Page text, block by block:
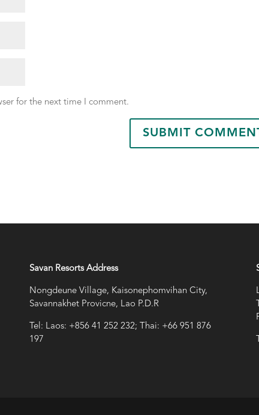
for the next time I comment.
Savan Resorts Address
Nongdeune Village, Kaisonephomvihan City,
Savannakhet Provicne, Lao P.D.R
Tel: Laos: +856 41 252 232; Thai: +66 951 876
197